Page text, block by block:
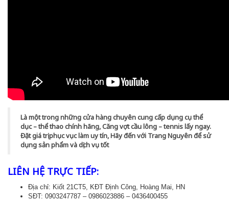
Là một trong những cửa hàng chuyên cung cấp dụng cụ thể
dục – thể thao chính hãng, Căng vợt cầu lông – tennis lấy ngay.
Đặt giá trị phục vục làm uy tín, Hãy đến với Trang Nguyên để sử
dụng sản phẩm và dịch vụ tốt
LIÊN HỆ TRỰC TIẾP:
Địa chỉ: Kiốt 21CT5, KĐT Định Công, Hoàng Mai, HN
SĐT: 0903247787 – 0986023886 – 0436400455